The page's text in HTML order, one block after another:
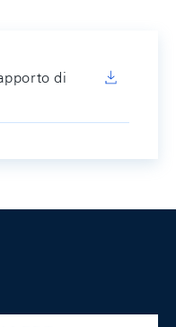
di
swiss-national-
@swissnationalbank